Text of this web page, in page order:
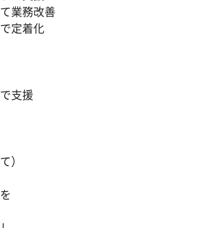
業務改善
定着化
支援
）